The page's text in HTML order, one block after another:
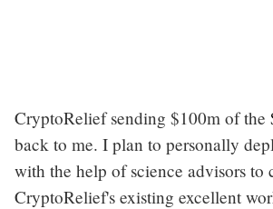
CryptoRelief sending $100m of the
back to me. I plan to personally
with the help of science advisors to
CryptoRelief's existing excellent